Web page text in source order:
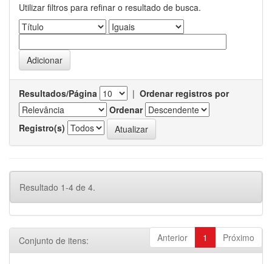
Utilizar filtros para refinar o resultado de busca.
Resultados/Página | Ordenar registros por
Ordenar
Registro(s)
Resultado 1-4 de 4.
Anterior 1 Próximo
Conjunto de itens: